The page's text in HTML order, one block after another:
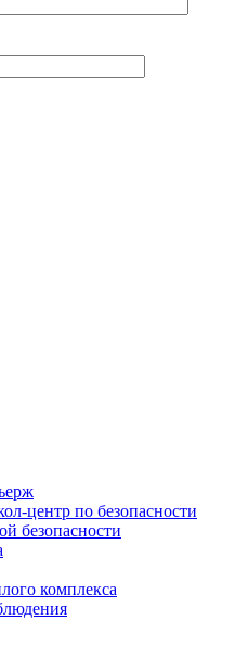
центр по безопасности
безопасности
комплекса